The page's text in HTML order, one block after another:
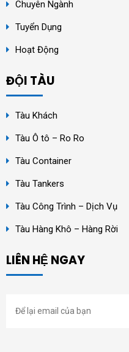
Chuyên Ngành
Tuyển Dụng
Hoạt Động
ĐỘI TÀU
Tàu Khách
Tàu Ô tô – Ro Ro
Tàu Container
Tàu Tankers
Tàu Công Trình – Dịch Vụ
Tàu Hàng Khô – Hàng Rời
LIÊN HỆ NGAY